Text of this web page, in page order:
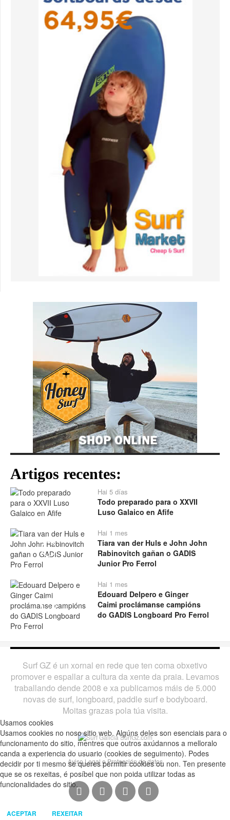
Artigos recentes:
Hai 5 días
Todo preparado para o XXVII
Luso Galaico en Afife
Play
Hai 1 mes
Tiara van der Huls e John John
Rabinovitch gañan o GADIS
Junior Pro Ferrol
Play
Hai 1 mes
Edouard Delpero e Ginger
Caimi proclámanse campións
do GADIS Longboard Pro Ferrol
Surf GZ é un xornal en rede que ten coma obxetivo
promover e espallar a cultura da xente da praia. Levamos
traballando dende 2008 e xa publicamos máis de 5.000
novas de surf, longboard, paddle surf e bodyboard.
Moitas grazas pola túa visita.
Aviso Legal e Protección de datos
Usamos cookies
Usamos cookies no noso sitio web. Algúns deles son esenciais para o
funcionamento do sitio, mentres que outros axúdannos a melloralo
canda a experiencia do usuario (cookies de seguimento). Podes
decidir por ti mesmo se queres permitir cookies ou non. Ten presente
que se os rexeitas, é posíbel que non poida utilizar todas as
funcionalidades do sitio.
ACEPTAR REXEITAR